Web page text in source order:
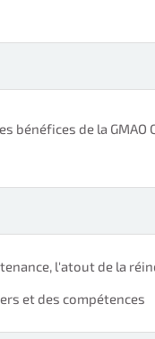
bénéfices de la GMAO
l'atout de la
et des compétences